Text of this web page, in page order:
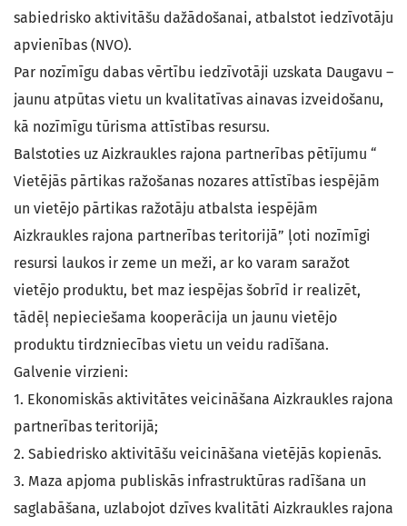
sabiedrisko aktivitāšu dažādošanai, atbalstot iedzīvotāju
apvienības (NVO).
Par nozīmīgu dabas vērtību iedzīvotāji uzskata Daugavu –
jaunu atpūtas vietu un kvalitatīvas ainavas izveidošanu,
kā nozīmīgu tūrisma attīstības resursu.
Balstoties uz Aizkraukles rajona partnerības pētījumu “
Vietējās pārtikas ražošanas nozares attīstības iespējām
un vietējo pārtikas ražotāju atbalsta iespējām
Aizkraukles rajona partnerības teritorijā” ļoti nozīmīgi
resursi laukos ir zeme un meži, ar ko varam saražot
vietējo produktu, bet maz iespējas šobrīd ir realizēt,
tādēļ nepieciešama kooperācija un jaunu vietējo
produktu tirdzniecības vietu un veidu radīšana.
Galvenie virzieni:
1. Ekonomiskās aktivitātes veicināšana Aizkraukles rajona
partnerības teritorijā;
2. Sabiedrisko aktivitāšu veicināšana vietējās kopienās.
3. Maza apjoma publiskās infrastruktūras radīšana un
saglabāšana, uzlabojot dzīves kvalitāti Aizkraukles rajona